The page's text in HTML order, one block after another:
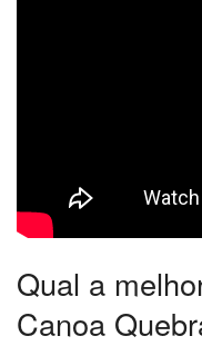
Qual a
Canoa